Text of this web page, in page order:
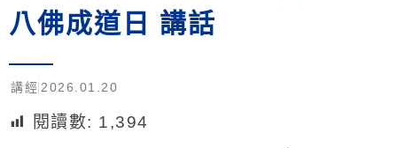
八佛成道日 講話
講經 2026.01.20
閱讀數: 1,394